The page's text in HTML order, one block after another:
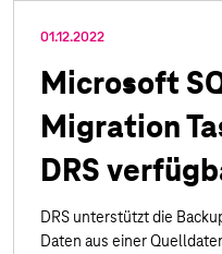
01.12.2022
Microsoft
Migration
DRS
DRS unterstützt die
Daten aus einer